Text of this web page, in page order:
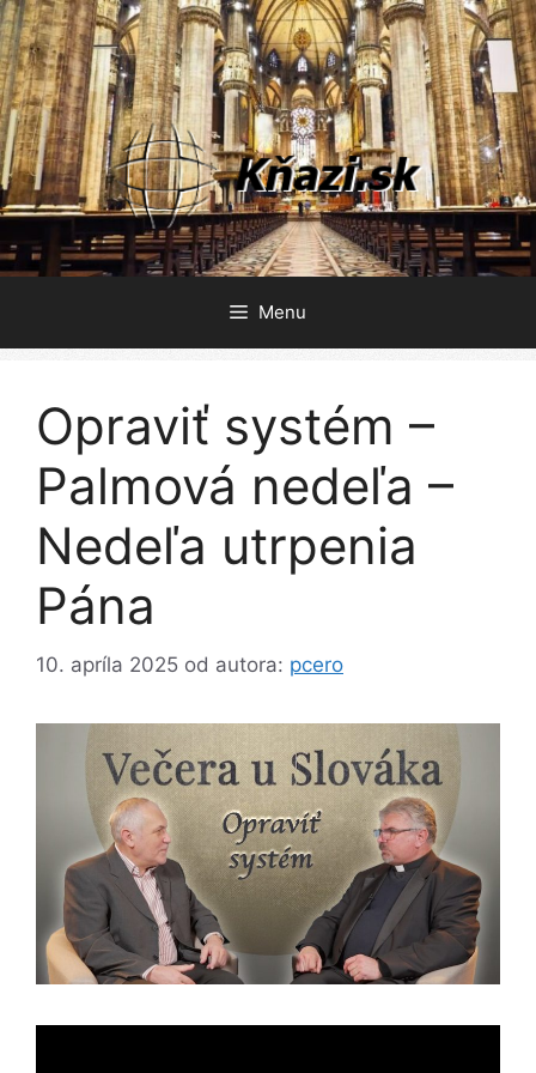
Preskočiť
na
obsah
Menu
Opraviť systém –
Palmová nedeľa –
Nedeľa utrpenia
Pána
10. apríla 2025 od autora: pcero